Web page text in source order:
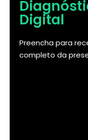
Digital
Preencha para
completo da